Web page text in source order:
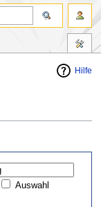
Hilfe
Auswahl